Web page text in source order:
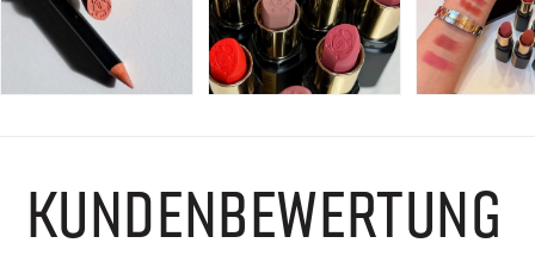
KUNDENBEWERTUNG